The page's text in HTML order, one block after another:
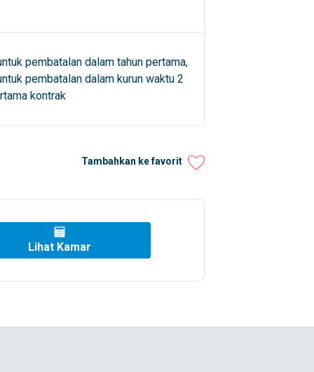
pembatalan dalam tahun pertama,
pembatalan dalam kurun waktu 2
kontrak
Tambahkan ke favorit
Lihat Kamar